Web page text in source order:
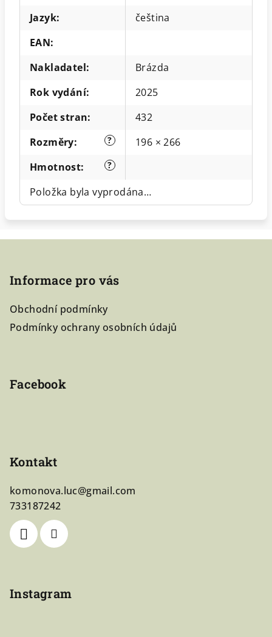
Jazyk:
čeština
EAN:
Nakladatel:
Brázda
Rok vydání:
2025
Počet stran: 432
?
Rozměry: 196 × 266
?
Hmotnost:
Položka byla vyprodána…
Informace pro vás
Obchodní podmínky
Podmínky ochrany osobních údajů
Facebook
Kontakt
komonova.luc@gmail.com
733187242
Instagram